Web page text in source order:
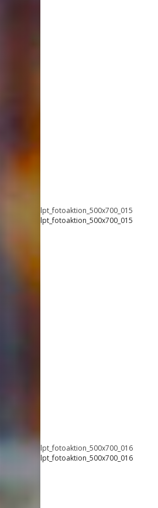
lpt_fotoaktion_500x700_015
lpt_fotoaktion_500x700_015
lpt_fotoaktion_500x700_016
lpt_fotoaktion_500x700_016